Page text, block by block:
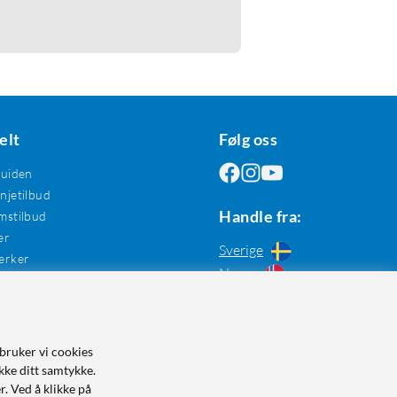
Følg oss
Handle fra:
Sverige
Norge
vi cookies
ditt samtykke.
Ved å klikke på